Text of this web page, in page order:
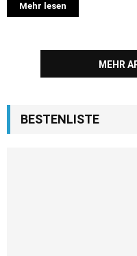
Mehr lesen
MEHR
BESTENLISTE